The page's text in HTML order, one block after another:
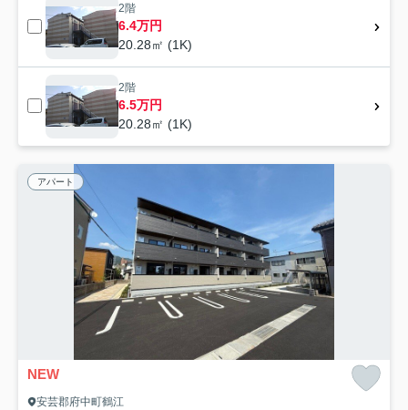
2階
6.4万円
20.28㎡ (1K)
2階
6.5万円
20.28㎡ (1K)
アパート
NEW
安芸郡府中町鶴江